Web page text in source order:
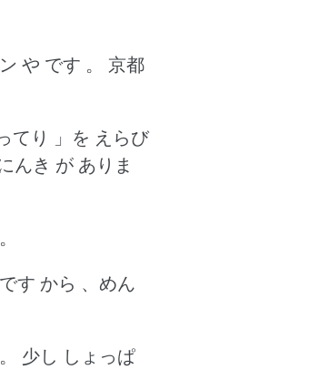
や です 。
京都
てり 」を えらび
んき が ありま
す から 、めん
少し しょっぱ